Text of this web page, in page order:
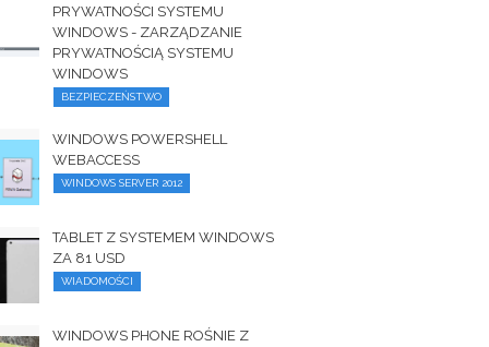
PRYWATNOŚCI SYSTEMU
WINDOWS - ZARZĄDZANIE
PRYWATNOŚCIĄ SYSTEMU
WINDOWS
BEZPIECZEŃSTWO
WINDOWS POWERSHELL
WEBACCESS
WINDOWS SERVER 2012
TABLET Z SYSTEMEM WINDOWS
ZA 81 USD
WIADOMOŚCI
WINDOWS PHONE ROŚNIE Z